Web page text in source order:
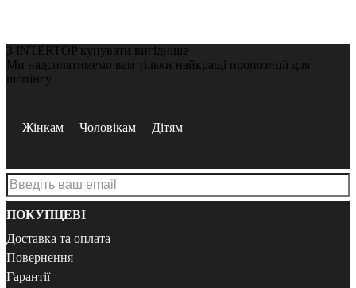
З INTERTOP купувати вигідніше
Ми надсилатимемо вам тільки найкращі пропозиції для
шопінгу
Жінкам Чоловікам Дітям
ПОКУПЦЕВІ
Доставка та оплата
Повернення
Гарантії